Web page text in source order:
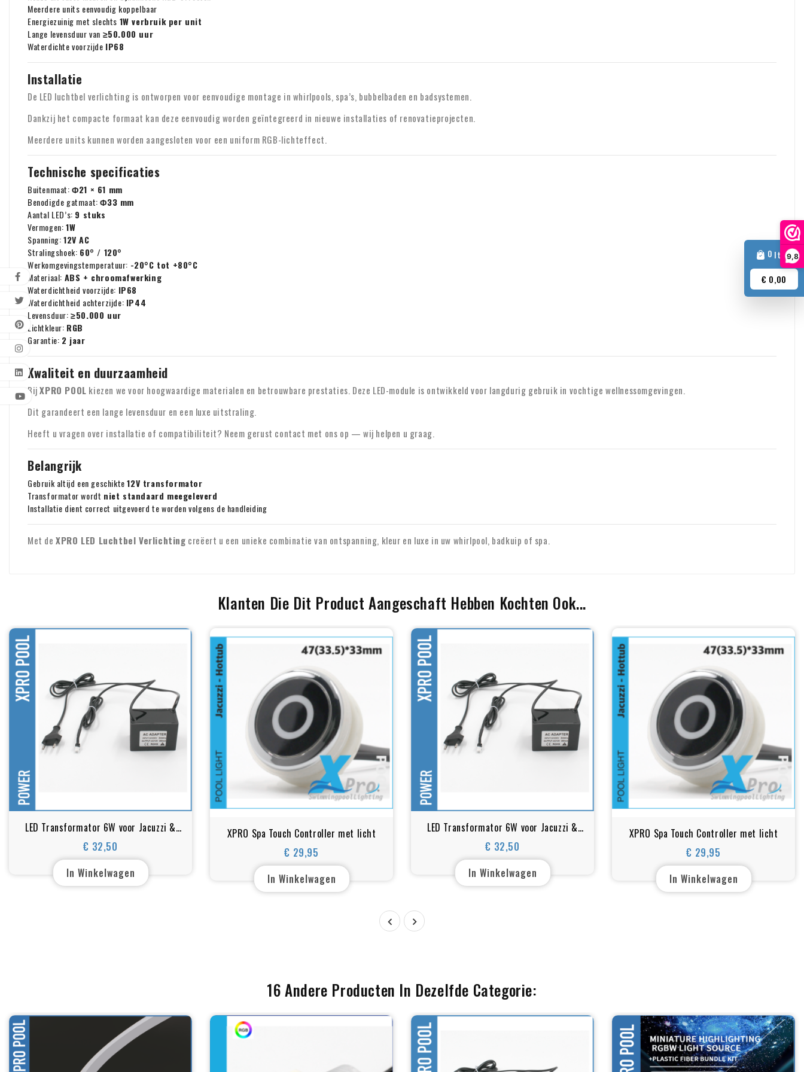
9,8
0 Item
€ 0,00
Meerdere units eenvoudig koppelbaar
Energiezuinig met slechts 1W verbruik per unit
Lange levensduur van ≥50.000 uur
Waterdichte voorzijde IP68
Installatie
De LED luchtbel verlichting is ontworpen voor eenvoudige montage in whirlpools, spa’s, bubbelbaden en badsystemen.
Dankzij het compacte formaat kan deze eenvoudig worden geïntegreerd in nieuwe installaties of renovatieprojecten.
Meerdere units kunnen worden aangesloten voor een uniform RGB-lichteffect.
Technische specificaties
Buitenmaat:Φ21 × 61 mm
Benodigde gatmaat:Φ33 mm
Aantal LED’s: 9 stuks
Vermogen:1W
Spanning:12V AC
Stralingshoek: 60° / 120°
Werkomgevingstemperatuur: -20°C tot +80°C
Materiaal: ABS + chroomafwerking
Waterdichtheid voorzijde: IP68
Waterdichtheid achterzijde: IP44
Levensduur:≥50.000 uur
Lichtkleur: RGB
Garantie: 2 jaar
Kwaliteit en duurzaamheid
BijXPRO POOL kiezen we voor hoogwaardige materialen en betrouwbare prestaties. Deze LED-module is ontwikkeld voor langdurig gebruik in vochtige wellnessomgevingen.
Dit garandeert een lange levensduur en een luxe uitstraling.
Heeft u vragen over installatie of compatibiliteit? Neem gerust contact met ons op — wij helpen u graag.
Belangrijk
Gebruik altijd een geschikte12V transformator
Transformator wordt niet standaard meegeleverd
Installatie dient correct uitgevoerd te worden volgens de handleiding
Met deXPRO LED Luchtbel Verlichting creëert u een unieke combinatie van ontspanning, kleur en luxe in uw whirlpool, badkuip of spa.
Klanten Die Dit Product Aangeschaft Hebben Kochten Ook...
LED Transformator 6W voor Jacuzzi &
Sauna Verlichting
€ 32,50
Prijs
In Winkelwagen
XPRO Spa Touch Controller met licht
€ 29,95
Prijs
In Winkelwagen
LED Transformator 6W voor Jacuzzi &
Sauna Verlichting
€ 32,50
Prijs
In Winkelwagen
XPRO Spa Touch Controller met licht
€ 29,95
Prijs
In Winkelwagen
 
16 Andere Producten In Dezelfde Categorie: